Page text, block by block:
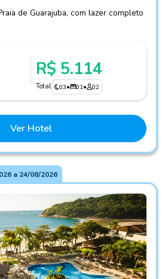
de Guarajuba, com lazer completo
R$ 5.114
Total 03• 01• 02
Ver Hotel
a 24/08/2026